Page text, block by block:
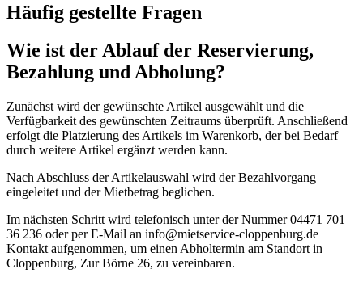
Häufig gestellte Fragen
Wie ist der Ablauf der Reservierung,
Bezahlung und Abholung?
Zunächst wird der gewünschte Artikel ausgewählt und die
Verfügbarkeit des gewünschten Zeitraums überprüft. Anschließend
erfolgt die Platzierung des Artikels im Warenkorb, der bei Bedarf
durch weitere Artikel ergänzt werden kann.
Nach Abschluss der Artikelauswahl wird der Bezahlvorgang
eingeleitet und der Mietbetrag beglichen.
Im nächsten Schritt wird telefonisch unter der Nummer 04471 701
36 236 oder per E-Mail an info@mietservice-cloppenburg.de
Kontakt aufgenommen, um einen Abholtermin am Standort in
Cloppenburg, Zur Börne 26, zu vereinbaren.